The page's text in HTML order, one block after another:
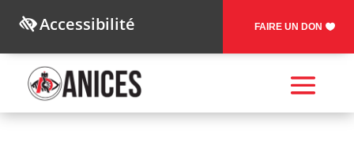
Accessibilité FAIRE UN DON